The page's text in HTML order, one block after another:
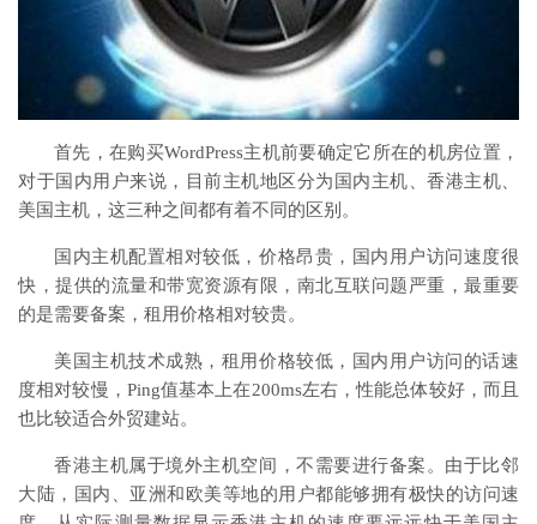
首先，在购买WordPress主机前要确定它所在的机房位置，
对于国内用户来说，目前主机地区分为国内主机、香港主机、
美国主机，这三种之间都有着不同的区别。
国内主机配置相对较低，价格昂贵，国内用户访问速度很
快，提供的流量和带宽资源有限，南北互联问题严重，最重要
的是需要备案，租用价格相对较贵。
美国主机技术成熟，租用价格较低，国内用户访问的话速
度相对较慢，Ping值基本上在200ms左右，性能总体较好，而且
也比较适合外贸建站。
香港主机属于境外主机空间，不需要进行备案。由于比邻
大陆，国内、亚洲和欧美等地的用户都能够拥有极快的访问速